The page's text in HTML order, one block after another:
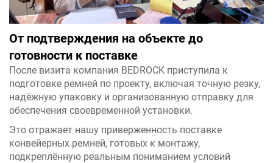
От подтверждения на объекте до
готовности к поставке
После визита компания BEDROCK приступила к
подготовке ремней по проекту, включая точную резку,
надёжную упаковку и организованную отправку для
обеспечения своевременной установки.
Это отражает нашу приверженность поставке
конвейерных ремней, готовых к монтажу,
подкреплённую реальным пониманием условий